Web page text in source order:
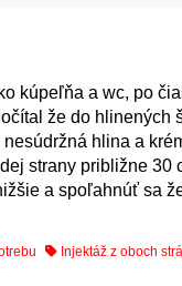
kúpeľňa a wc, po
že do
hlina a
strany približne 30
a spoľahnúť sa
Injektáž z oboch